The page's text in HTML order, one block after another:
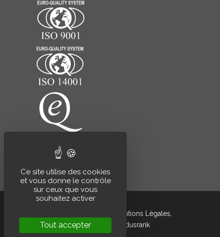
Ce site utilise des cookies
et vous donne le contrôle
sur ceux que vous
souhaitez activer
Tout accepter
Mentions Légales,
développé par
Indusrank